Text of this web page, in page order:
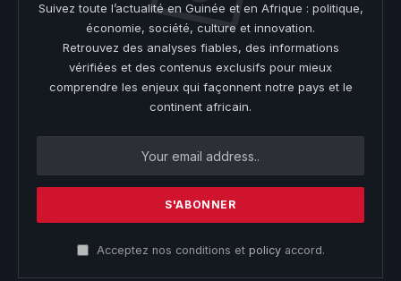
Suivez toute l’actualité en Guinée et en Afrique : politique,
économie, société, culture et innovation.
Retrouvez des analyses fiables, des informations
vérifiées et des contenus exclusifs pour mieux
comprendre les enjeux qui façonnent notre pays et le
continent africain.
Acceptez nos conditions et policyaccord.